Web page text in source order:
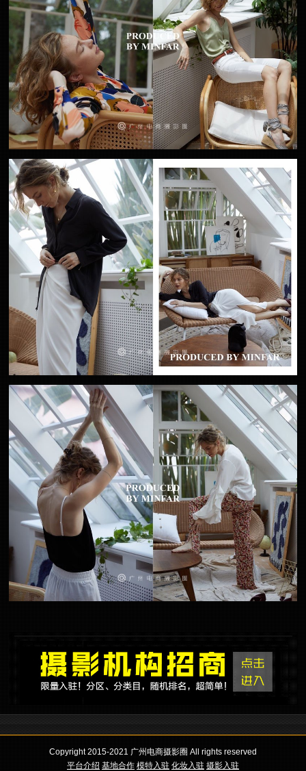
Copyright 2015-2021 广州电商摄影圈 All rights reserved
平台介绍 基地合作 模特入驻 化妆入驻 摄影入驻